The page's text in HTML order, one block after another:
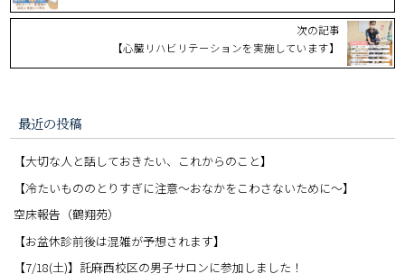
次の記事
【心臓リハビリテーションを実施しています】
最近の投稿
【大切な人と話しておきたい、これからのこと】
【冷たいもののとりすぎに注意〜おなかをこわさないために〜】
空床報告（鶴翔苑）
【お盆休診前後は混雑が予想されます】
【7/18(土)】託麻西校区の男子サロンに参加しました！